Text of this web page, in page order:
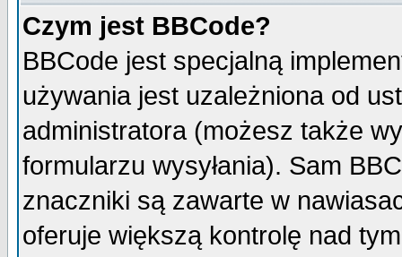
Czym jest BBCode?
BBCode jest specjalną
używania jest uzależniona od
administratora (możesz także
formularzu wysyłania). Sam
znaczniki są zawarte w
oferuje większą kontrolę nad